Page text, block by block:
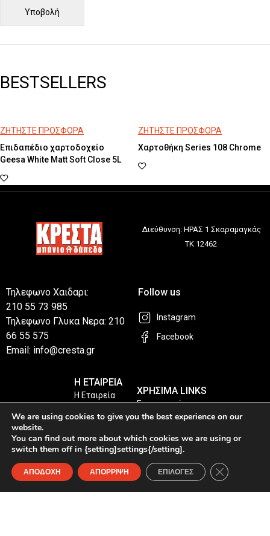
BESTSELLERS
ΖΗΤΗΣΤΕ ΠΡΟΣΦΟΡΑ
Επιδαπέδιο χαρτοδοχείο
Geesa White Matt Soft Close 5L
ΖΗΤΗΣΤΕ ΠΡΟΣΦΟΡΑ
Χαρτοθήκη Series 108 Chrome
Διεύθυνση: ΗΡΑΣ 1 Σκαραμαγκάς
ΤΚ 12462
Τηλεφωνο Χαιδαρι:
210 55 73 985
Τηλεφωνο Γλυκα Νερα: 210
66 55 575
Email: info@cresta.gr
Η ΕΤΑΙΡΕΙΑ
Η Εταιρεία
Καταστήματα
ΧΡΗΣΙΜΑ LINKS
Επικοινωνία
Privacy Policy
Συχνές Ερωτήσεις
Follow us
Instagram
Facebook
© Copyright 2026 4ps.gr. All Rights Reserved
We are using cookies to give you the best experience on our
website.
You can find out more about which cookies we are using or
switch them off in {setting]settings{/setting].
ΑΠΟΔΟΧΗ ΑΠΟΡΡΙΨΗ ΕΠΙΛΟΓΕΣ Κλείσιμο